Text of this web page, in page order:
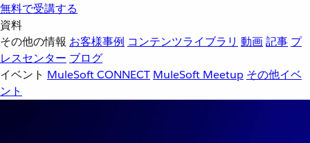
無料で受講する
資料
その他の情報 お客様事例 コンテンツライブラリ 動画記事 プ
レスセンター ブログ
イベント MuleSoft CONNECT MuleSoft Meetup その他イベ
ント